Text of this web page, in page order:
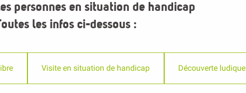
personnes en situation de handicap
les infos ci-dessous :
Visite en situation de handicap Découverte ludique